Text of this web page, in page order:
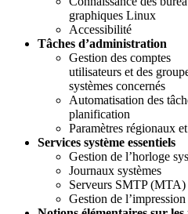
graphiques Linux
Accessibilité
Tâches d’administration
Gestion des comptes
utilisateurs et des
systèmes concernés
Automatisation des
planification
Paramètres régionaux
Services système essentiels
Gestion de l’horloge
Journaux systèmes
Serveurs SMTP (MTA)
Gestion de